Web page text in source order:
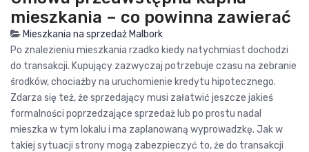
mieszkania – co powinna zawierać
Mieszkania na sprzedaż Malbork
Po znalezieniu mieszkania rzadko kiedy natychmiast dochodzi
do transakcji. Kupujący zazwyczaj potrzebuje czasu na zebranie
środków, chociażby na uruchomienie kredytu hipotecznego.
Zdarza się też, że sprzedający musi załatwić jeszcze jakieś
formalności poprzedzające sprzedaż lub po prostu nadal
mieszka w tym lokalu i ma zaplanowaną wyprowadzkę. Jak w
takiej sytuacji strony mogą zabezpieczyć to, że do transakcji